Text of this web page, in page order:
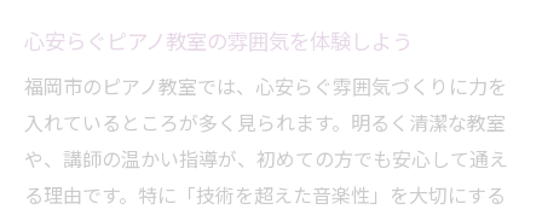
心安らぐピアノ教室の雰囲気を体験しよう
福岡市のピアノ教室では、心安らぐ雰囲気づくりに力を
入れているところが多く見られます。明るく清潔な教室
や、講師の温かい指導が、初めての方でも安心して通え
る理由です。特に「技術を超えた音楽性」を大切にする